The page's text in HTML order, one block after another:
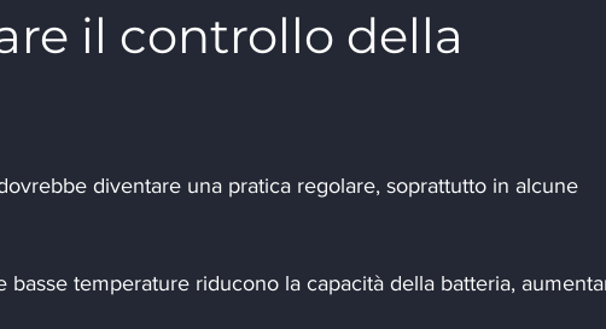
il controllo della
diventare una pratica regolare, soprattutto in alcune
basse temperature riducono la capacità della batteria,